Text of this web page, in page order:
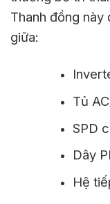
Thanh đồng
giữa:
Tủ
SPD
Dây
Hệ